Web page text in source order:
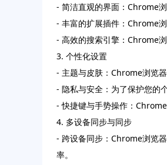
- 简洁直观的界面：Chrome
- 丰富的扩展插件：Chrome
- 高效的搜索引擎：Chrome
3. 个性化设置
- 主题与皮肤：Chrome浏览
- 隐私与安全：为了保护您的
- 快捷键与手势操作：
4. 多设备同步与同步
- 跨设备同步：Chrome浏览
率。